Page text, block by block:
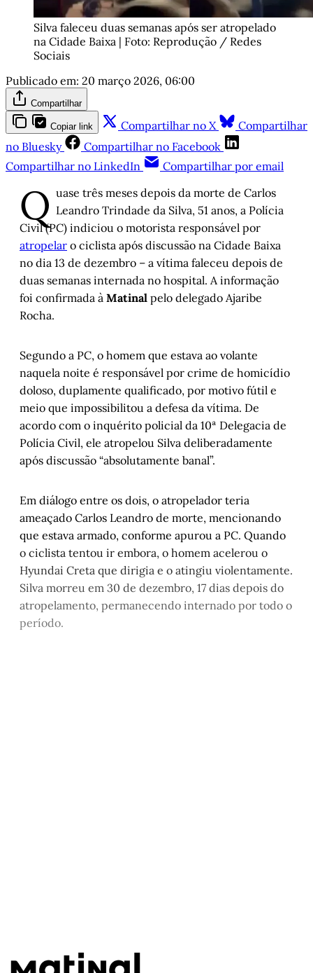
Silva faleceu duas semanas após ser atropelado
na Cidade Baixa | Foto: Reprodução / Redes
Sociais
Publicado em: 20 março 2026, 06:00
Compartilhar
Copiar link Compartilhar no X
Compartilhar
no Bluesky
Compartilhar no Facebook
Compartilhar no LinkedIn
Compartilhar por email
Q uase três meses depois da morte de Carlos
Leandro Trindade da Silva, 51 anos, a Polícia
Civil (PC) indiciou o motorista responsável por
atropelar o ciclista após discussão na Cidade Baixa
no dia 13 de dezembro – a vítima faleceu depois de
duas semanas internada no hospital. A informação
foi confirmada à Matinal pelo delegado Ajaribe
Rocha.
Segundo a PC, o homem que estava ao volante
naquela noite é responsável por crime de homicídio
doloso, duplamente qualificado, por motivo fútil e
meio que impossibilitou a defesa da vítima. De
acordo com o inquérito policial da 10ª Delegacia de
Polícia Civil, ele atropelou Silva deliberadamente
após discussão “absolutamente banal”.
Em diálogo entre os dois, o atropelador teria
ameaçado Carlos Leandro de morte, mencionando
que estava armado, conforme apurou a PC. Quando
o ciclista tentou ir embora, o homem acelerou o
Hyundai Creta que dirigia e o atingiu violentamente.
Silva morreu em 30 de dezembro, 17 dias depois do
atropelamento, permanecendo internado por todo o
período.